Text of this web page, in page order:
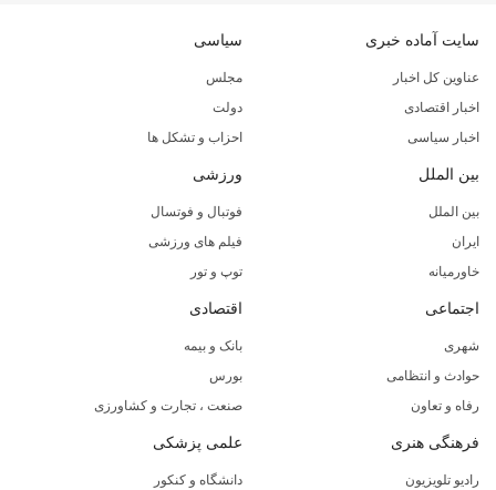
سایت آماده خبری
عناوین کل اخبار
اخبار اقتصادی
اخبار سیاسی
سیاسی
مجلس
دولت
احزاب و تشکل ها
بین الملل
بین الملل
ایران
خاورمیانه
ورزشی
فوتبال و فوتسال
فیلم های ورزشی
توپ و تور
اجتماعی
شهری
حوادث و انتظامی
رفاه و تعاون
اقتصادی
بانک و بیمه
بورس
صنعت ، تجارت و کشاورزی
فرهنگی هنری
رادیو تلویزیون
علمی پزشکی
دانشگاه و کنکور